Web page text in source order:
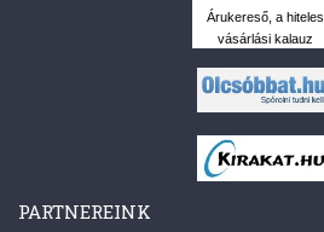
Árukereső, a hiteles
vásárlási kalauz
PARTNEREINK